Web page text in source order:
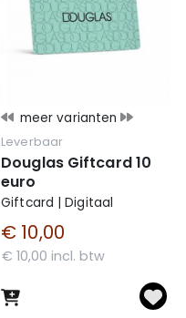
meer varianten
Leverbaar
Douglas Giftcard 10
euro
Giftcard | Digitaal
€ 10,00
€ 10,00 incl. btw